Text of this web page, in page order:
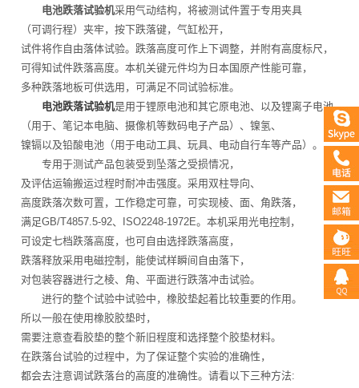
电池跌落试验机采用气动结构，将被测试件置于专用夹具
（可调行程）夹牢，按下跌落键，气缸松开，
试件将作自由落体试验。跌落高度可作上下调整，并附有高度标尺，
可得知试件跌落高度。本机关键元件均为日本国原产性能可靠，
多种跌落地板可供选用，可满足不同试验标准。
电池跌落试验机是用于锂原电池和其它原电池、以及锂离子电池
（用于、笔记本电脑、摄像机等数码电子产品）、镍氢、
镍镉以及铅酸电池（用于电动工具、玩具、电动自行车等产品）。
专用于测试产品包装受到坠落之受损情况，
及评估运输搬运过程时耐冲击强度。采用双柱导向、
高度跌落次数可置，工作稳定可靠，可实现棱、面、角跌落，
满足GB/T4857.5-92、ISO2248-1972E。本机采用光电控制，
可设定七档跌落高度，也可自由选择跌落高度，
跌落释放采用电磁控制，能使试样瞬间自由落下，
对包装容器进行之棱、角、平面进行跌落冲击试验。
进行的整个试验中试验中，橡胶垫起着比较重要的作用。
所以一般在使用橡胶胶垫时，
需要注意查看胶垫的整个新旧程度和选择整个胶垫材料。
在跌落台试验的过程中，为了保证整个实验的准确性，
都会去注意调试跌落台的高度的准确性。请看以下三种方法: